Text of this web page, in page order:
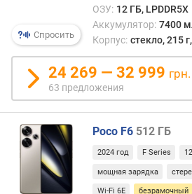
м
к
о
с
т
ь
а
Спросить
ОЗУ: 12 ГБ, LPDDR5X
Аккумулятор: 7400
Корпус: стекло, 215
24 269 — 32 999 грн.
63 предложения
Poco F6 512 ГБ
2024 год F Series
мощная зарядка
Wi-Fi 6E безрамочный